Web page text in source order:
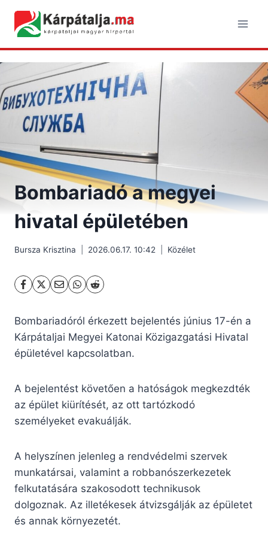
content
Bombariadó a megyei
hivatal épületében
Bursza Krisztina 2026.06.17. 10:42 Közélet
Bombariadóról érkezett bejelentés június 17-én a
Kárpátaljai Megyei Katonai Közigazgatási Hivatal
épületével kapcsolatban.
A bejelentést követően a hatóságok megkezdték
az épület kiürítését, az ott tartózkodó
személyeket evakuálják.
A helyszínen jelenleg a rendvédelmi szervek
munkatársai, valamint a robbanószerkezetek
felkutatására szakosodott technikusok
dolgoznak. Az illetékesek átvizsgálják az épületet
és annak környezetét.